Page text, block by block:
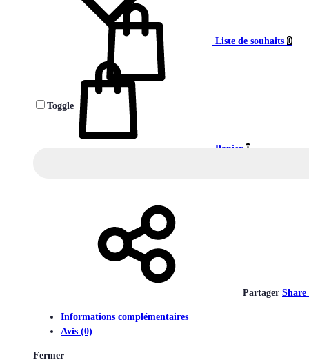
Liste de souhaits 0
Panier 0
Toggle
Partager Share
Informations complémentaires
Avis (0)
Fermer